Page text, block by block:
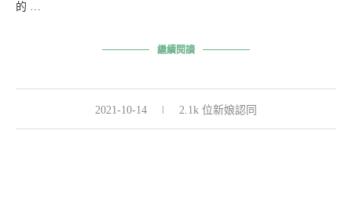
的 …
繼續閱讀
2021-10-14 2.1k 位新娘認同